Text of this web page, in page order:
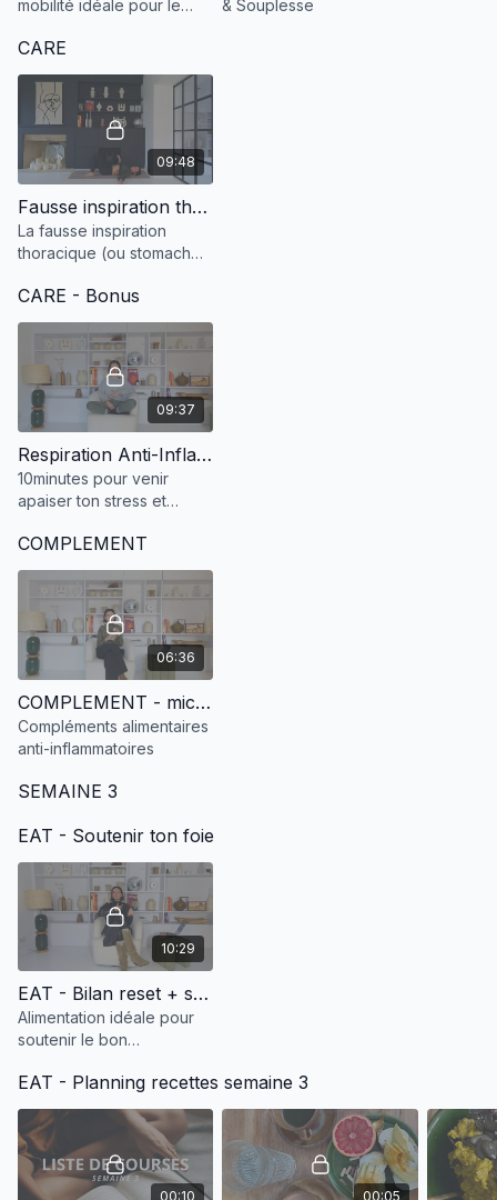
mobilité idéale pour le
& Souplesse
CARE
09:48
Fausse inspiration thoracique - Stomach vacuum
La fausse inspiration
thoracique (ou stomach
technique de respiration
aux nombreux bienfaits
dans notre démarche de
RESET.
CARE - Bonus
09:37
Respiration Anti-Inflammatoire
10minutes pour venir
apaiser ton stress et
COMPLEMENT
06:36
COMPLEMENT - micro-nutrition anti-inflammatoire
Compléments alimentaires
anti-inflammatoires
SEMAINE 3
EAT - Soutenir ton foie
10:29
EAT - Bilan reset + soutenir le foie
Alimentation idéale pour
soutenir le bon
EAT - Planning recettes semaine 3
00:10 00:05